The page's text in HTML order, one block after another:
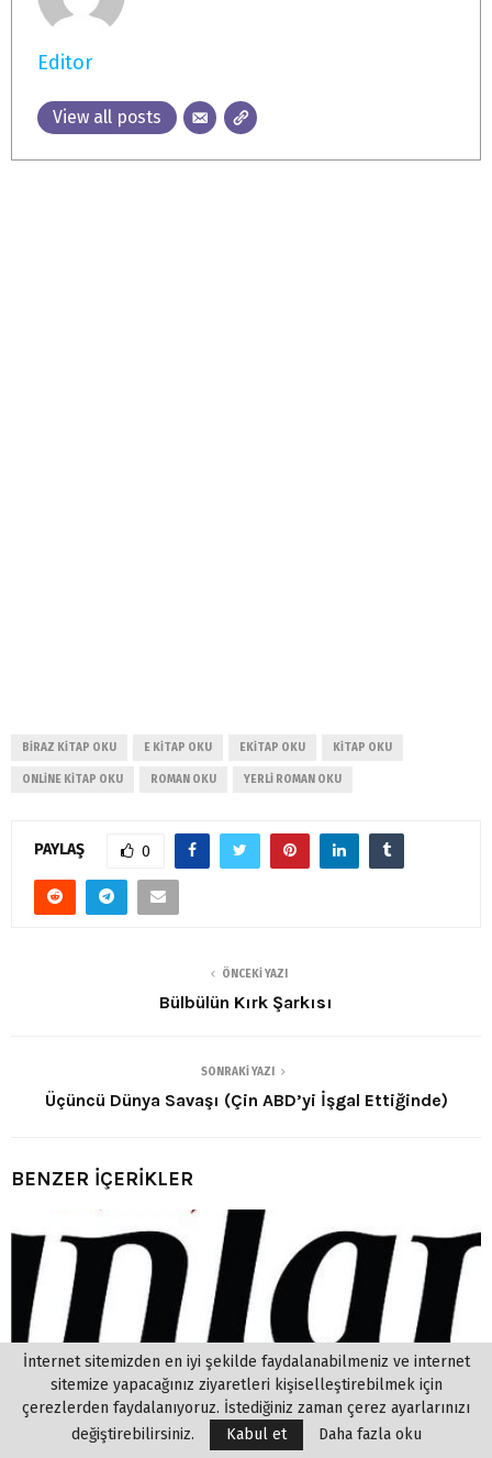
Editor
View all posts
BIRAZ KITAP OKU E KITAP OKU EKITAP OKU KITAP OKU
ONLINE KITAP OKU ROMAN OKU YERLI ROMAN OKU
PAYLAŞ 0
ÖNCEKI YAZI
Bülbülün Kırk Şarkısı
SONRAKI YAZI
Üçüncü Dünya Savaşı (Çin ABD’yi İşgal Ettiğinde)
BENZER İÇERİKLER
İnternet sitemizden en iyi şekilde faydalanabilmeniz ve internet
sitemize yapacağınız ziyaretleri kişiselleştirebilmek için
çerezlerden faydalanıyoruz. İstediğiniz zaman çerez ayarlarınızı
değiştirebilirsiniz.
Kabul et Daha fazla oku